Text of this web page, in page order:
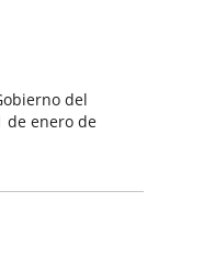
del
de enero de